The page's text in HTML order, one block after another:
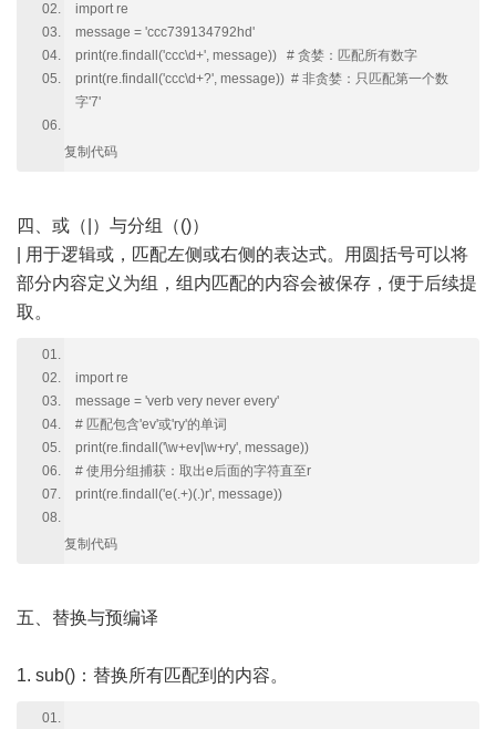
import re
message = 'ccc739134792hd'
print(re.findall('ccc\d+', message)) # 贪婪：匹配所有数字
print(re.findall('ccc\d+?', message)) # 非贪婪：只匹配第一个数
字'7'
复制代码
四、或（|）与分组（()）
| 用于逻辑或，匹配左侧或右侧的表达式。用圆括号可以将
部分内容定义为组，组内匹配的内容会被保存，便于后续提
取。
import re
message = 'verb very never every'
# 匹配包含'ev'或'ry'的单词
print(re.findall('\w+ev|\w+ry', message))
# 使用分组捕获：取出e后面的字符直至r
print(re.findall('e(.+)(.)r', message))
复制代码
五、替换与预编译
1. sub()：替换所有匹配到的内容。